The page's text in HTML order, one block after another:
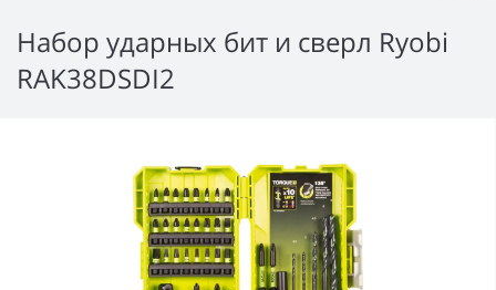
Набор ударных бит и сверл Ryobi
RAK38DSDI2